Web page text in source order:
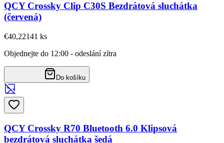
QCY Crossky Clip C30S Bezdrátová sluchátka
(červená)
€40,22141 ks
Objednejte do 12:00 - odeslání zítra
Do košíku
QCY Crossky R70 Bluetooth 6.0 Klipsová
bezdrátová sluchátka šedá